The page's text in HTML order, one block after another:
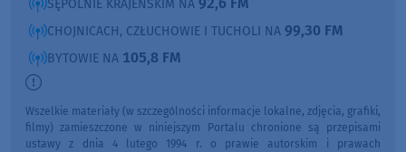
SĘPÓLNIE KRAJEŃSKIM NA
CHOJNICACH, CZŁUCHOWIE I TUCHOLI NA 99,30 FM
BYTOWIE NA 105,8 FM
Wszelkie materiały (w szczególności informacje lokalne, zdjęcia, grafiki,
filmy) zamieszczone w niniejszym Portalu chronione są przepisami
ustawy z dnia 4 lutego 1994 r. o prawie autorskim i prawach